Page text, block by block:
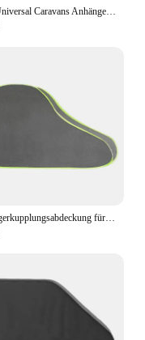
50JA Universal Caravans Anhänger Anhängerkupplung Abdeckung Wasserdicht Staubdicht Camper Kupplung Schloss Zunge Abdeckung Atmungsaktive Schutz
Anhängerkupplungsabdeckung für Wohnwagen, wasserdicht, staubdicht, Anhängerkupplung, Schlossabdeckung